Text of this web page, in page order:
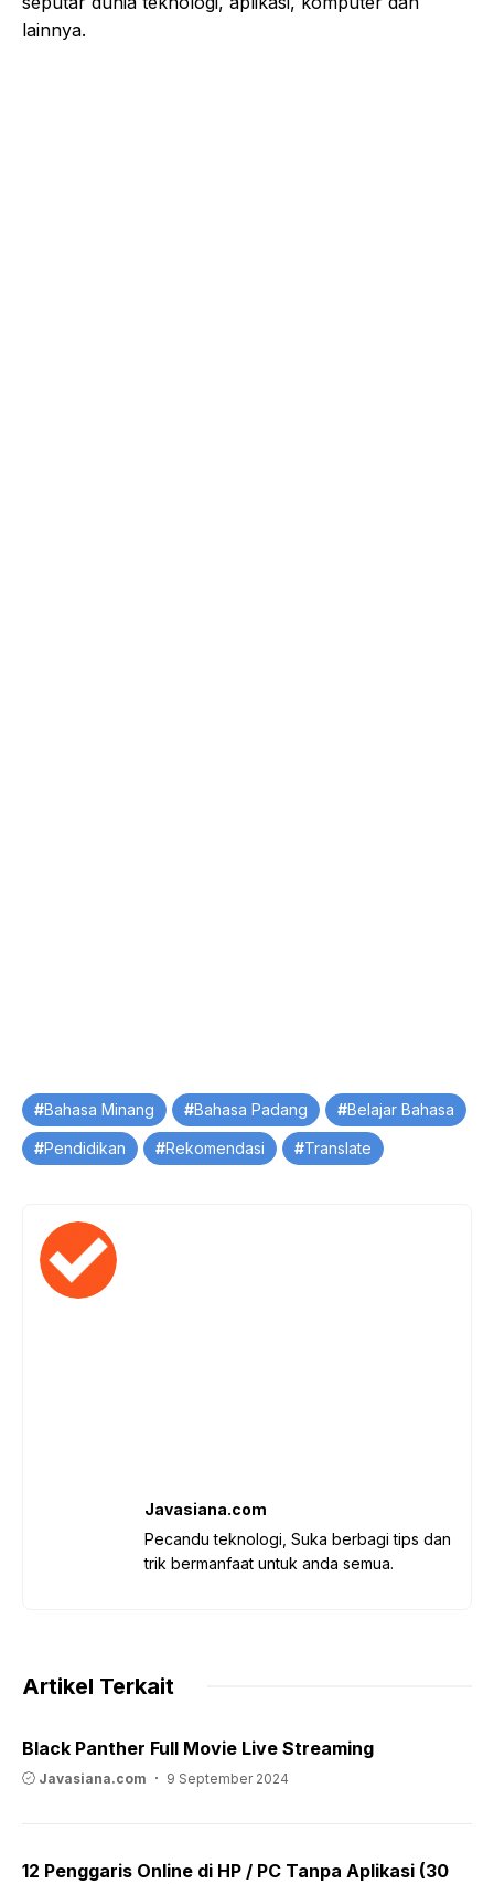
lainnya.
TagBahasa Minang Bahasa Padang Belajar Bahasa
Pendidikan Rekomendasi Translate
Javasiana.com
Pecandu teknologi, Suka berbagi tips dan
trik bermanfaat untuk anda semua.
Artikel Terkait
Black Panther Full Movie Live Streaming
Javasiana.com 9 September 2024
12 Penggaris Online di HP / PC Tanpa Aplikasi (30